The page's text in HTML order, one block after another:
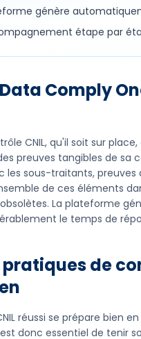
génère
étape par
Comply
CNIL, qu'il soit sur
preuves tangibles de sa
les sous-traitants,
de ces éléments
La plateforme
le temps de
pratiques de
réussi se prépare bien
donc essentiel de tenir